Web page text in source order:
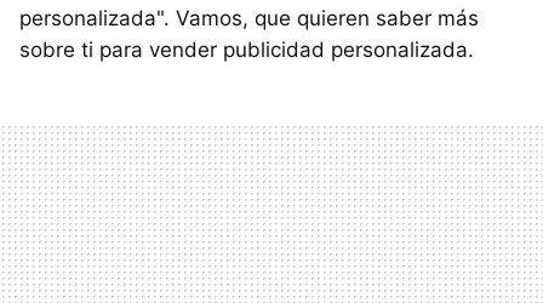
personalizada". Vamos, que quieren saber más
sobre ti para vender publicidad personalizada.